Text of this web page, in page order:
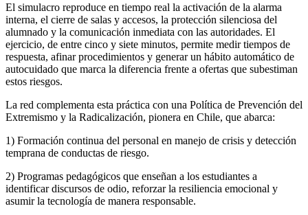
El simulacro reproduce en tiempo real la activación de la alarma
interna, el cierre de salas y accesos, la protección silenciosa del
alumnado y la comunicación inmediata con las autoridades. El
ejercicio, de entre cinco y siete minutos, permite medir tiempos de
respuesta, afinar procedimientos y generar un hábito automático de
autocuidado que marca la diferencia frente a ofertas que subestiman
estos riesgos.
La red complementa esta práctica con una Política de Prevención del
Extremismo y la Radicalización, pionera en Chile, que abarca:
1) Formación continua del personal en manejo de crisis y detección
temprana de conductas de riesgo.
2) Programas pedagógicos que enseñan a los estudiantes a
identificar discursos de odio, reforzar la resiliencia emocional y
asumir la tecnología de manera responsable.